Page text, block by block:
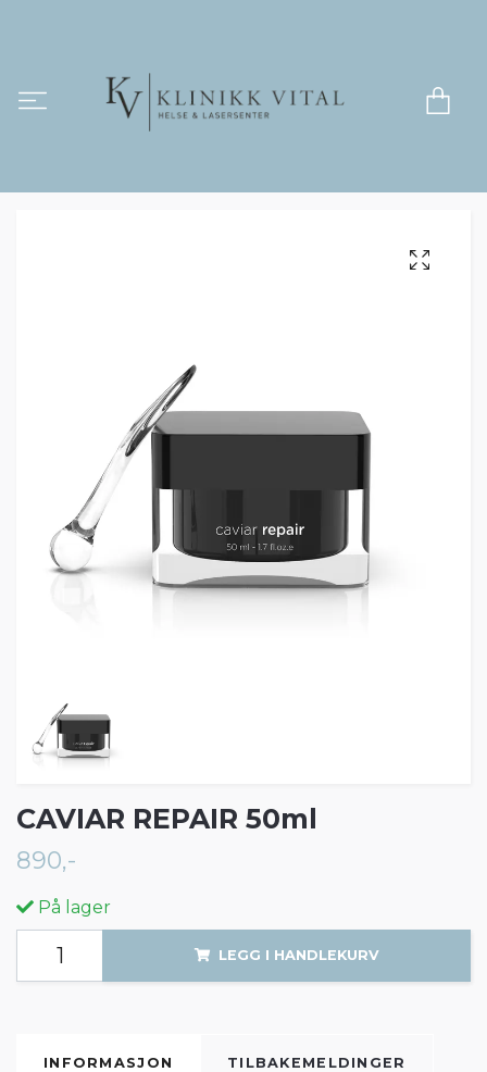
CAVIAR REPAIR 50ml
890,-
På lager
LEGG I HANDLEKURV
INFORMASJON TILBAKEMELDINGER